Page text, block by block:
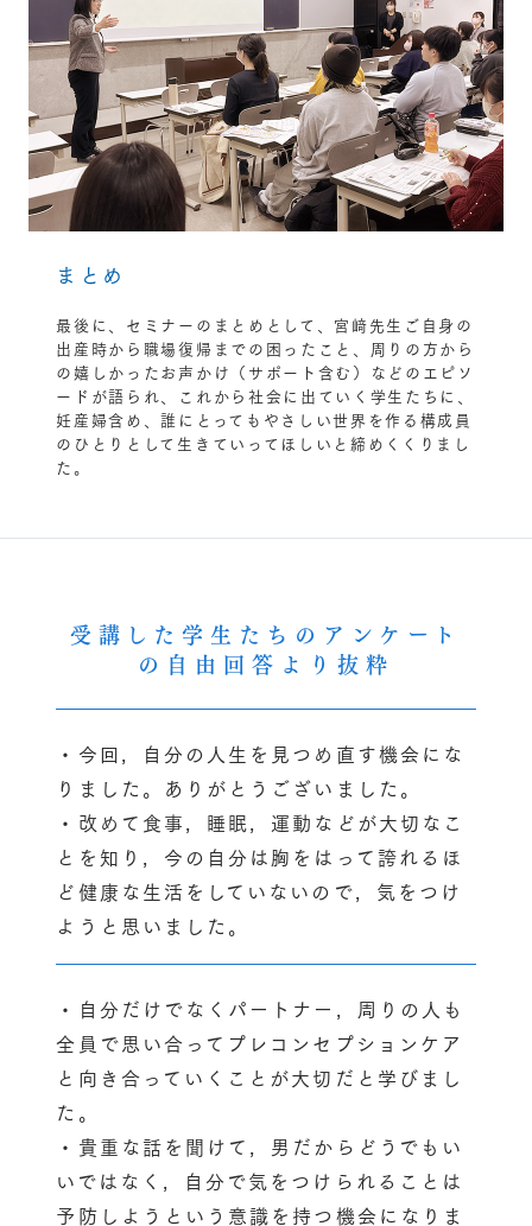
まとめ
最後に、セミナーのまとめとして、宮﨑先生ご自身の
出産時から職場復帰までの困ったこと、周りの方から
の嬉しかったお声かけ（サポート含む）などのエピソ
ードが語られ、これから社会に出ていく学生たちに、
妊産婦含め、誰にとってもやさしい世界を作る構成員
のひとりとして生きていってほしいと締めくくりまし
た。
受講した学生たちのアンケート
の自由回答より抜粋
・今回，自分の人生を見つめ直す機会にな
りました。ありがとうございました。
・改めて食事，睡眠，運動などが大切なこ
とを知り，今の自分は胸をはって誇れるほ
ど健康な生活をしていないので，気をつけ
ようと思いました。
・自分だけでなくパートナー，周りの人も
全員で思い合ってプレコンセプションケア
と向き合っていくことが大切だと学びまし
た。
・貴重な話を聞けて，男だからどうでもい
いではなく，自分で気をつけられることは
予防しようという意識を持つ機会になりま